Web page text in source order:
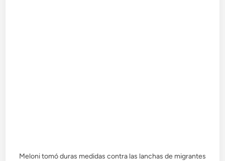
Meloni tomó duras medidas contra las lanchas de migrantes